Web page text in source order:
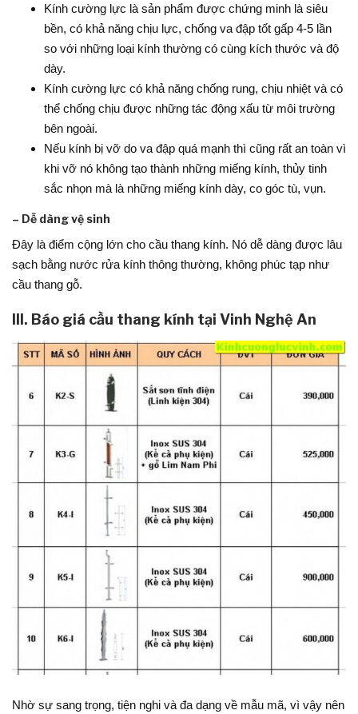
Kính cường lực là sản phẩm được chứng minh là siêu
bền, có khả năng chịu lực, chống va đập tốt gấp 4-5 lần
so với những loại kính thường có cùng kích thước và độ
dày.
Kính cường lực có khả năng chống rung, chịu nhiệt và có
thể chống chịu được những tác động xấu từ môi trường
bên ngoài.
Nếu kính bị vỡ do va đập quá mạnh thì cũng rất an toàn vì
khi vỡ nó không tạo thành những miếng kính, thủy tinh
sắc nhọn mà là những miếng kính dày, co góc tù, vụn.
– Dễ dàng vệ sinh
Đây là điểm cộng lớn cho cầu thang kính. Nó dễ dàng được lâu
sạch bằng nước rửa kính thông thường, không phúc tạp như
cầu thang gỗ.
III. Báo giá cầu thang kính tại Vinh Nghệ An
Nhờ sự sang trọng, tiện nghi và đa dạng về mẫu mã, vì vậy nên